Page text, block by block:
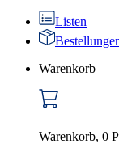
Listen
Warenkorb
Warenkorb, 0